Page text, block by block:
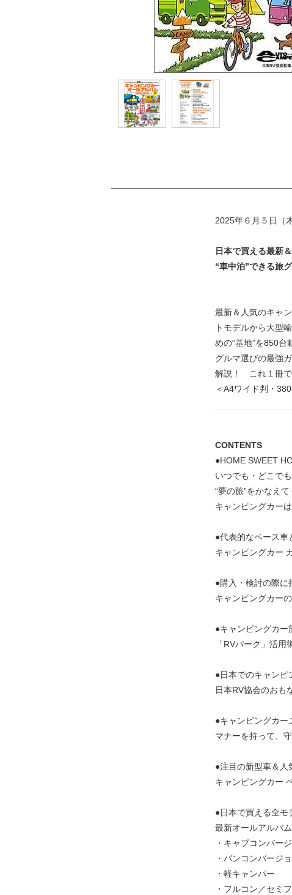
2025年６月５日（
日本で買える最新
“車中泊”できる旅
最新＆人気のキャ
トモデルから大型
めの“基地”を850
グルマ選びの最強
解説！ これ１冊で
＜A4ワイド判・
CONTENTS
●HOME SWEET
いつでも・どこでも
“夢の旅”をかなえて
キャンピングカー
●代表的なベース車
キャンピングカー
●購入・検討の際に
キャンピングカー
●キャンピングカー
「RVパーク」活用
●日本でのキャンピ
日本RV協会のおも
●キャンピングカー
マナーを持って、
●注目の新型車＆人
キャンピングカー
●日本で買える全
最新オールアルバ
・キャブコンバー
・バンコンバージ
・軽キャンパー
・フルコン／セミ